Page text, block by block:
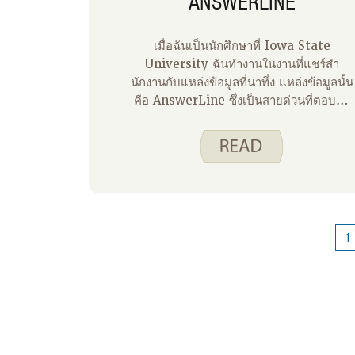
เมื่อฉันเป็นนักศึกษาที่ Iowa State
University ฉันทํางานในงานที่แชร์สํา
นักงานกับแหล่งข้อมูลที่น่าทึ่ง แหล่งข้อมูลนั้น
คือ AnswerLine ซึ่งเป็นสายด่วนที่ตอบคํา
ที่เริ่มต้นบ้านของเธอเองชาว AnswerLine
ให้คําแนะนําเกี่ยวกับความปลอดภัยของ
อาชีพการงานของฉัน AnswerLine คอย
ช่วยเหลือฉันเมื่อฉันมีคําถามยากๆ เกี่ยวกับ1